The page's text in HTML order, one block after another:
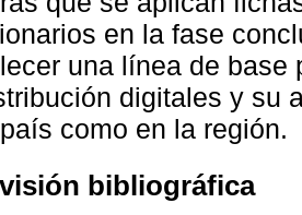
en la fase
una línea de base
digitales y su
como en la región.
bibliográfica